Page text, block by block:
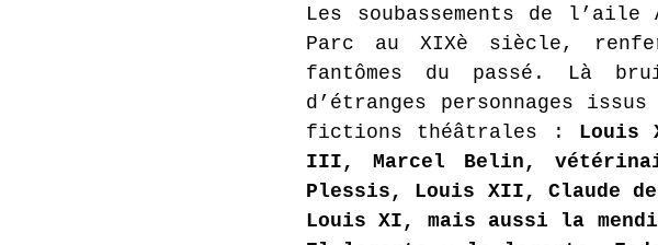
Les soubassements de
Parc au XIXè siècle,
fantômes du passé. Là
d’étranges personnages
fictions théâtrales : Louis
III, Marcel Belin,
Plessis, Louis XII, Claude
Louis XI, mais aussi la